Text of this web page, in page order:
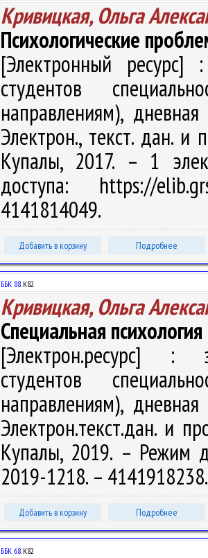
Кривицкая, Ольга
Психологические
[Электронный ресурс]
студентов
направлениям),
Электрон., текст. дан.
Купалы, 2017. – 1
доступа: https://
4141814049.
Добавить в корзину Подробнее
ББК 88.К82
Кривицкая, Ольга
Специальная психология
[Электрон.ресурс] :
студентов
направлениям),
Электрон.текст.дан. и
Купалы, 2019. – Режим
2019-1218. –
Добавить в корзину Подробнее
ББК 68.К82